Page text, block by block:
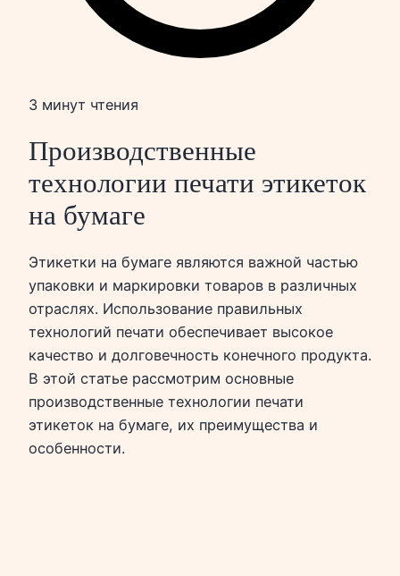
3 минут чтения
Производственные
технологии печати этикеток
на бумаге
Этикетки на бумаге являются важной частью
упаковки и маркировки товаров в различных
отраслях. Использование правильных
технологий печати обеспечивает высокое
качество и долговечность конечного продукта.
В этой статье рассмотрим основные
производственные технологии печати
этикеток на бумаге, их преимущества и
особенности.